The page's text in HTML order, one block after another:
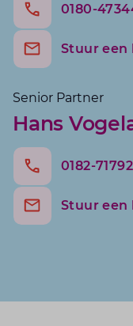
0180-
Stuur een
Senior Partner
Hans
0182-
Stuur een